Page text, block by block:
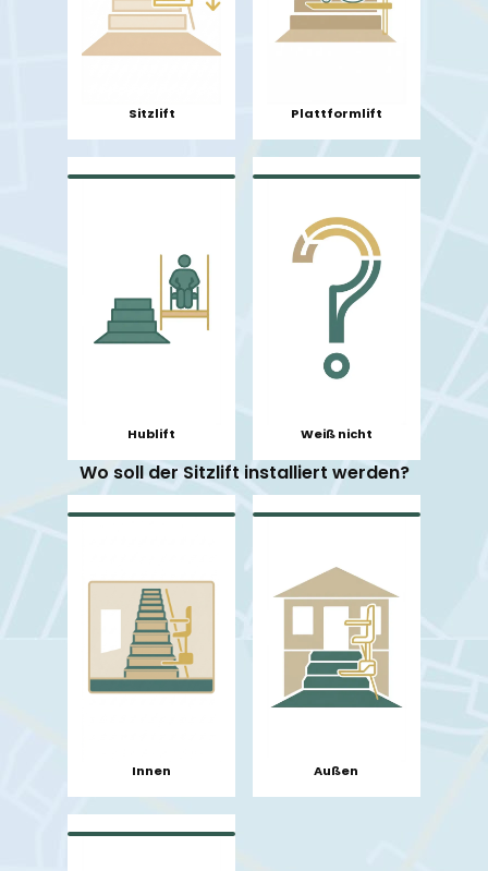
Sitzlift Plattformlift
Hublift Weiß nicht
Wo soll der Sitzlift installiert werden?
Innen Außen